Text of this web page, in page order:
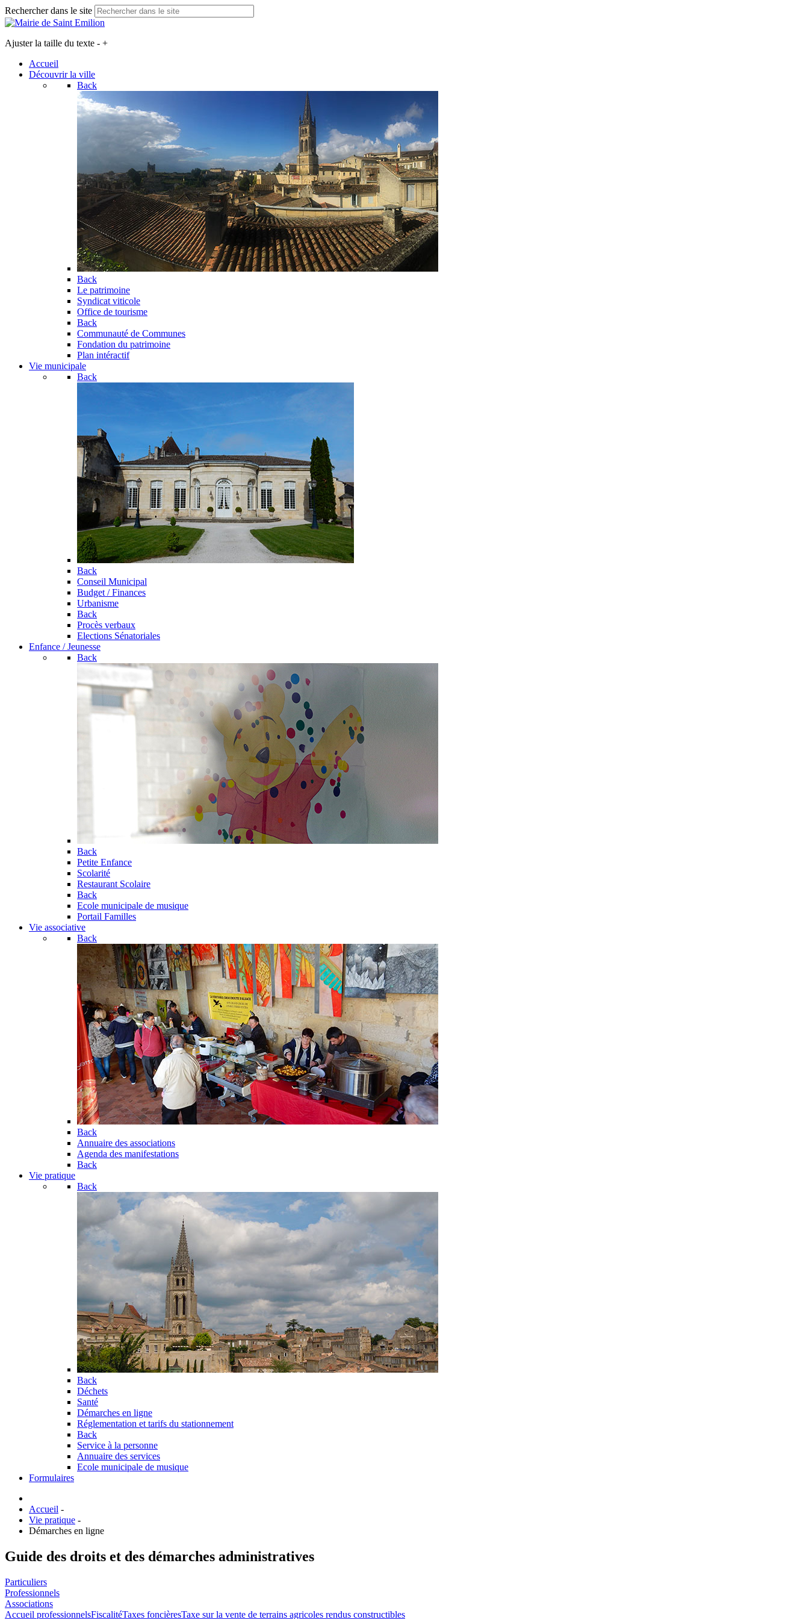
Rechercher dans le site
Ajuster la taille du texte - +
Accueil
Découvrir la ville
Back
Back
Le patrimoine
Syndicat viticole
Office de tourisme
Back
Communauté de Communes
Fondation du patrimoine
Plan intéractif
Vie municipale
Back
Back
Conseil Municipal
Budget / Finances
Urbanisme
Back
Procès verbaux
Elections Sénatoriales
Enfance / Jeunesse
Back
Back
Petite Enfance
Scolarité
Restaurant Scolaire
Back
Ecole municipale de musique
Portail Familles
Vie associative
Back
Back
Annuaire des associations
Agenda des manifestations
Back
Vie pratique
Back
Back
Déchets
Santé
Démarches en ligne
Réglementation et tarifs du stationnement
Back
Service à la personne
Annuaire des services
Ecole municipale de musique
Formulaires
Accueil -
Vie pratique -
Démarches en ligne
Guide des droits et des démarches administratives
Particuliers
Professionnels
Associations
Accueil professionnelsFiscalitéTaxes foncièresTaxe sur la vente de terrains agricoles rendus constructibles